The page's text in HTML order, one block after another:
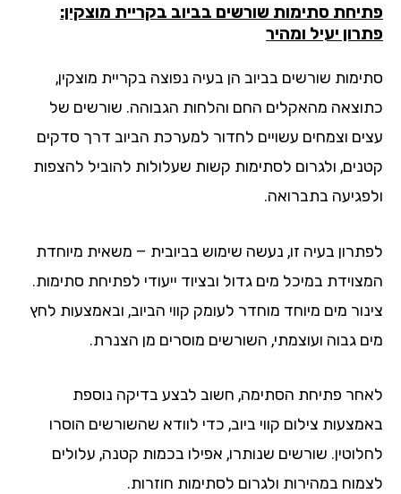
סתימות שורשים בביוב בקריית מוצקין:
יעיל ומהיר
שורשים בביוב הן בעיה נפוצה בקריית מוצקין,
מהאקלים החם והלחות הגבוהה. שורשים של
וצמחים עשויים לחדור למערכת הביוב דרך סדקים
ולגרום לסתימות קשות שעלולות להוביל להצפות
בתברואה.
בעיה זו, נעשה שימוש בביובית – משאית מיוחדת
במיכל מים גדול ובציוד ייעודי לפתיחת סתימות.
מים מיוחד מוחדר לעומק קווי הביוב, ובאמצעות לחץ
גבוה ועוצמתי, השורשים מוסרים מן הצנרת.
פתיחת הסתימה, חשוב לבצע בדיקה נוספת
צילום קווי ביוב, כדי לוודא שהשורשים הוסרו
שורשים שנותרו, אפילו בכמות קטנה, עלולים
במהירות ולגרום לסתימות חוזרות.